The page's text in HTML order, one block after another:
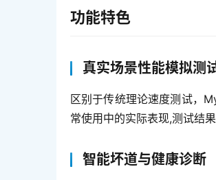
功能特色
真实场景性能模拟测
区别于传统理论速度测试，
常使用中的实际表现,测试结
智能坏道与健康诊断